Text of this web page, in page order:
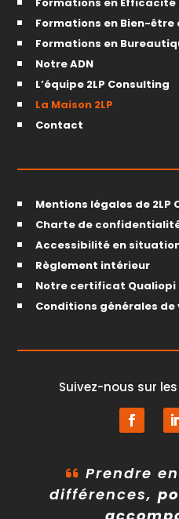
Formations en Bien-être
Formations en
Notre ADN
L’équipe 2LP Consulting
La Maison 2LP
Contact
Mentions légales de 2LP
Charte de
Accessibilité en
Règlement intérieur
Notre certificat Qualiopi
Conditions générales de
Suivez-nous sur les
Prendre
différences,